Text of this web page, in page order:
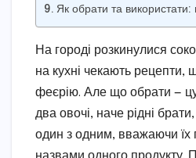
Як обрати та використати:
На городі розкинулися
на кухні чекають рецепти,
феєрію. Але що обрати —
два овочі, наче рідні
один з одним, вважаючи їх